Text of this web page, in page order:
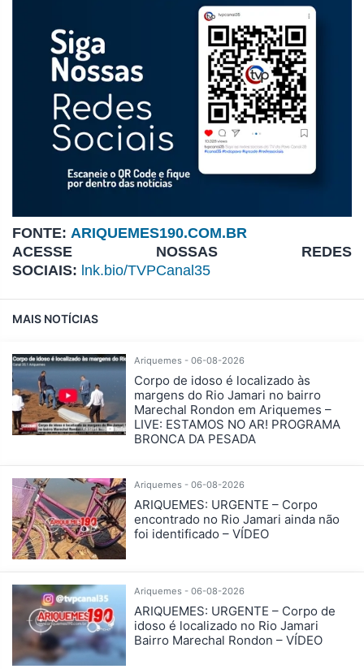
FONTE: ARIQUEMES190.COM.BR
ACESSE NOSSAS REDES
SOCIAIS: lnk.bio/TVPCanal35
MAIS NOTÍCIAS
Ariquemes - 06-08-2026
Corpo de idoso é localizado às
margens do Rio Jamari no bairro
Marechal Rondon em Ariquemes –
LIVE: ESTAMOS NO AR! PROGRAMA
BRONCA DA PESADA
Ariquemes - 06-08-2026
ARIQUEMES: URGENTE – Corpo
encontrado no Rio Jamari ainda não
foi identificado – VÍDEO
Ariquemes - 06-08-2026
ARIQUEMES: URGENTE – Corpo de
idoso é localizado no Rio Jamari
Bairro Marechal Rondon – VÍDEO